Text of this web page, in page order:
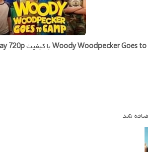
Woody Woodpecker Goesبا کیفیت720p
شد